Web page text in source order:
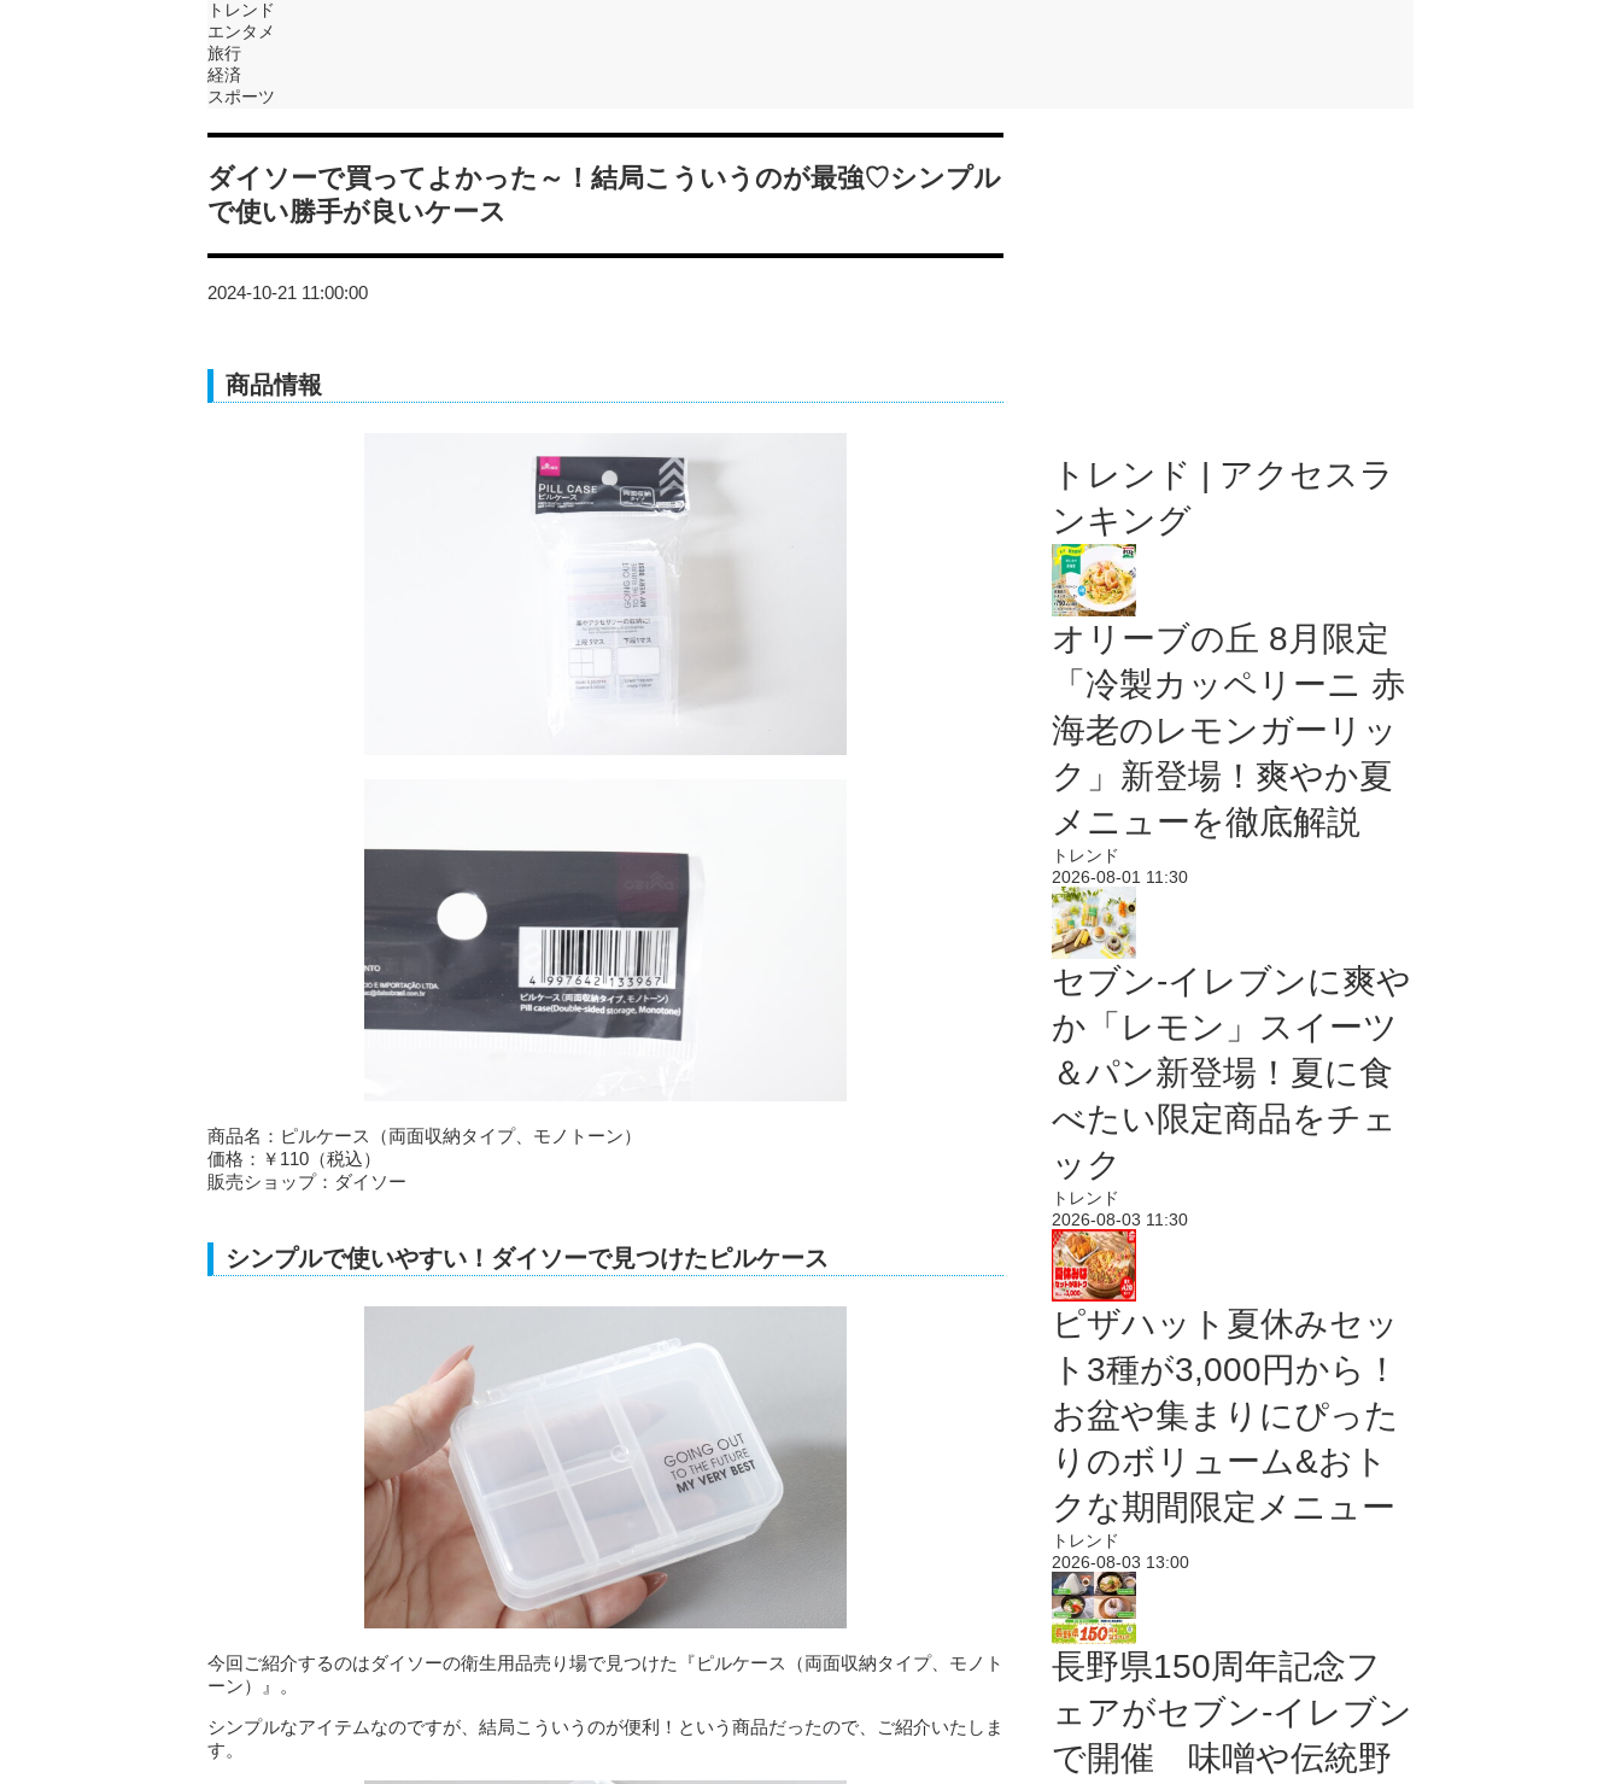
トレンド
エンタメ
旅行
経済
スポーツ
ダイソーで買ってよかった～！結局こういうのが最強♡シンプル
で使い勝手が良いケース
2024-10-21 11:00:00
商品情報
商品名：ピルケース（両面収納タイプ、モノトーン）
価格：￥110（税込）
販売ショップ：ダイソー
シンプルで使いやすい！ダイソーで見つけたピルケース
今回ご紹介するのはダイソーの衛生用品売り場で見つけた『ピルケース（両面収納タイプ、モノト
ーン）』。
シンプルなアイテムなのですが、結局こういうのが便利！という商品だったので、ご紹介いたしま
す。
トレンド | アクセスラ
ンキング
オリーブの丘 8月限定
「冷製カッペリーニ 赤
海老のレモンガーリッ
ク」新登場！爽やか夏
メニューを徹底解説
トレンド
2026-08-01 11:30
セブン‐イレブンに爽や
か「レモン」スイーツ
＆パン新登場！夏に食
べたい限定商品をチェ
ック
トレンド
2026-08-03 11:30
ピザハット夏休みセッ
ト3種が3,000円から！
お盆や集まりにぴった
りのボリューム&おト
クな期間限定メニュー
トレンド
2026-08-03 13:00
長野県150周年記念フ
ェアがセブン-イレブン
で開催 味噌や伝統野